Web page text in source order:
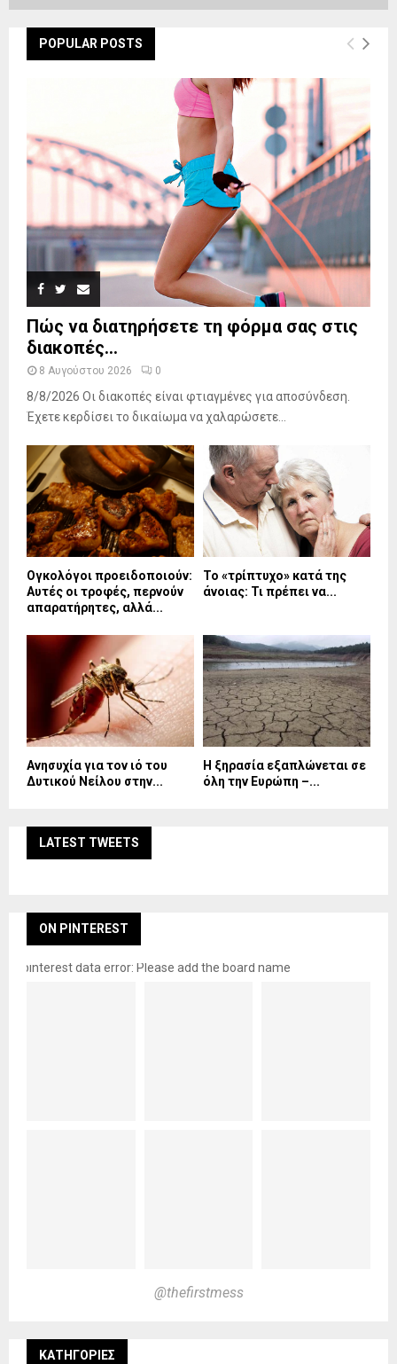
POPULAR POSTS
Πώς να διατηρήσετε τη φόρμα σας στις
διακοπές...
8 Αυγούστου 2026 0
8/8/2026 Οι διακοπές είναι φτιαγμένες για αποσύνδεση.
Έχετε κερδίσει το δικαίωμα να χαλαρώσετε...
Ογκολόγοι προειδοποιούν:
Αυτές οι τροφές, περνούν
απαρατήρητες, αλλά...
Το «τρίπτυχο» κατά της
άνοιας: Τι πρέπει να...
Ανησυχία για τον ιό του
Δυτικού Νείλου στην...
Η ξηρασία εξαπλώνεται σε
όλη την Ευρώπη –...
LATEST TWEETS
ON PINTEREST
pinterest data error: Please add the board name
@thefirstmess
KΑΤΗΓΟΡΊΕΣ